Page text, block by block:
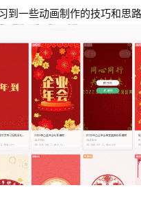
到一些动画制作的技巧和思路